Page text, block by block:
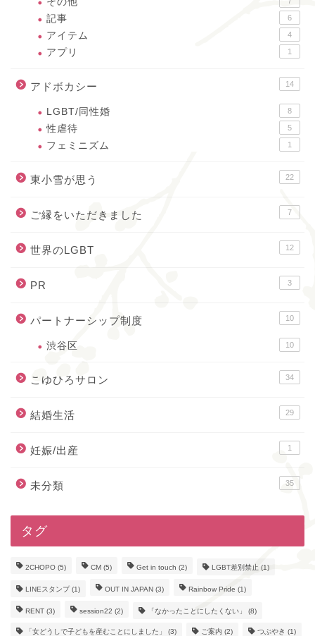
記事 6
アイテム 4
アプリ 1
アドボカシー 14
LGBT/同性婚 8
性虐待 5
フェミニズム 1
東小雪が思う 22
ご縁をいただきました 7
世界のLGBT 12
PR 3
パートナーシップ制度 10
渋谷区 10
こゆひろサロン 34
結婚生活 29
妊娠/出産 1
未分類 35
タグ
2CHOPO (5) CM (5) Get in touch (2) LGBT差別禁止 (1)
LINEスタンプ(1) OUT IN JAPAN (3) Rainbow Pride (1)
RENT (3) session22 (2) 「なかったことにしたくない」 (8)
「女どうしで子どもを産むことにしました」 (3) ご案内 (2) つぶやき (1)